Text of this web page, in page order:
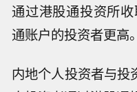
通过港股通投资所
通账户的投资者更高
内地个人投资者与投